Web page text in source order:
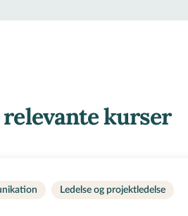
kurser
Ledelse og projektledelse